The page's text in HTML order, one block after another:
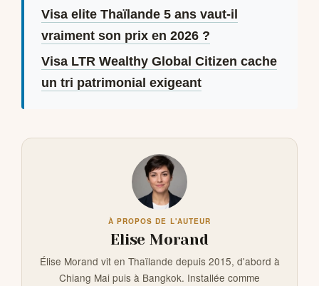
Visa elite Thaïlande 5 ans vaut-il
vraiment son prix en 2026 ?
Visa LTR Wealthy Global Citizen cache
un tri patrimonial exigeant
À PROPOS DE L'AUTEUR
Elise Morand
Élise Morand vit en Thaïlande depuis 2015, d'abord à
Chiang Mai puis à Bangkok. Installée comme